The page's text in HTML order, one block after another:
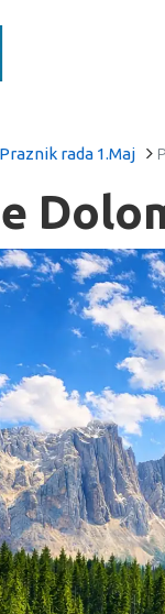
Praznik rada 1.Maj